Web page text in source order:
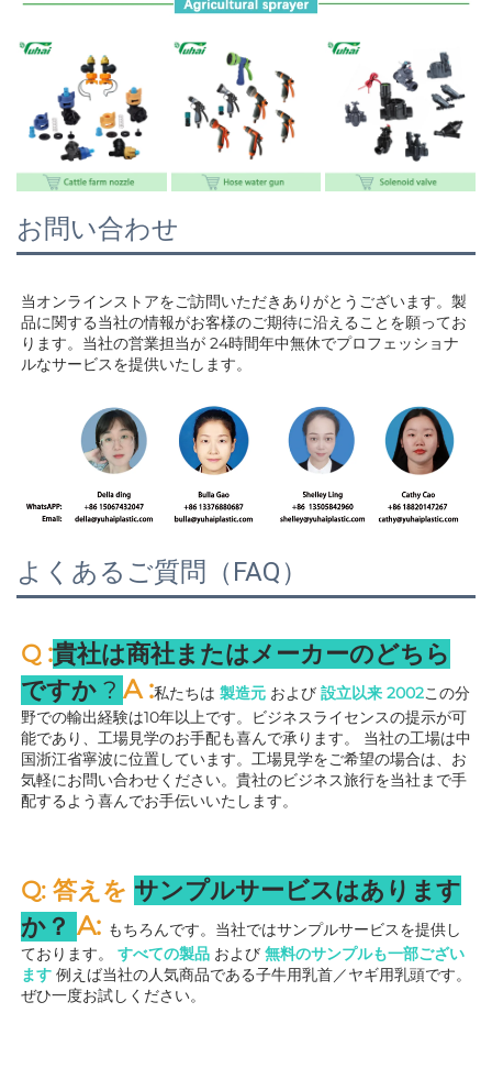
お問い合わせ
当オンラインストアをご訪問いただきありがとうございます。製
品に関する当社の情報がお客様のご期待に沿えることを願ってお
ります。当社の営業担当が 24時間年中無休でプロフェッショナ
ルなサービスを提供いたします。
よくあるご質問（FAQ）
Q :貴社は商社またはメーカーのどちら
ですか ? A :私たちは 製造元 および 設立以来 2002この分
野での輸出経験は10年以上です。ビジネスライセンスの提示が可
能であり、工場見学のお手配も喜んで承ります。 当社の工場は中
国浙江省寧波に位置しています。工場見学をご希望の場合は、お
気軽にお問い合わせください。貴社のビジネス旅行を当社まで手
配するよう喜んでお手伝いいたします。
Q: 答えを サンプルサービスはあります
か？ A: もちろんです。当社ではサンプルサービスを提供し
ております。 すべての製品 および 無料のサンプルも一部ござい
ます 例えば当社の人気商品である子牛用乳首／ヤギ用乳頭です。
ぜひ一度お試しください。